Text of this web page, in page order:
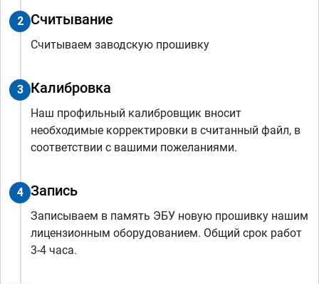
2 Считывание
Считываем заводскую прошивку
3 Калибровка
Наш профильный калибровщик вносит
необходимые корректировки в считанный файл, в
соответствии с вашими пожеланиями.
4 Запись
Записываем в память ЭБУ новую прошивку нашим
лицензионным оборудованием. Общий срок работ
3-4 часа.